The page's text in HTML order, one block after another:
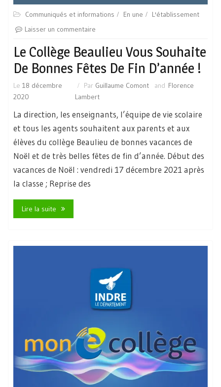
Communiqués et informations En une
L'établissement
Laisser un commentaire
Le Collège Beaulieu Vous Souhaite
De Bonnes Fêtes De Fin D’année !
Le 18 décembre
2020
Par Guillaume Comont and Florence
Lambert
La direction, les enseignants, l’équipe de vie scolaire
et tous les agents souhaitent aux parents et aux
élèves du collège Beaulieu de bonnes vacances de
Noël et de très belles fêtes de fin d’année. Début des
vacances de Noël : vendredi 17 décembre 2021 après
la classe ; Reprise des
Lire la suite